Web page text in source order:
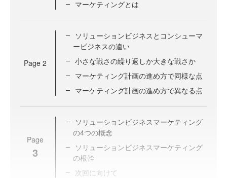
マーケティングとは
Page 2
ソリューションビジネスとコンシューマ
ービジネスの違い
小さな戦さの繰り返しか大きな戦さか
マーケティング計画の進め方で同様な点
マーケティング計画の進め方で異なる点
Page
3
ソリューションビジネスマーケティング
の4つの概念
ソリューションビジネスマーケティング
の根幹
次回に向けて